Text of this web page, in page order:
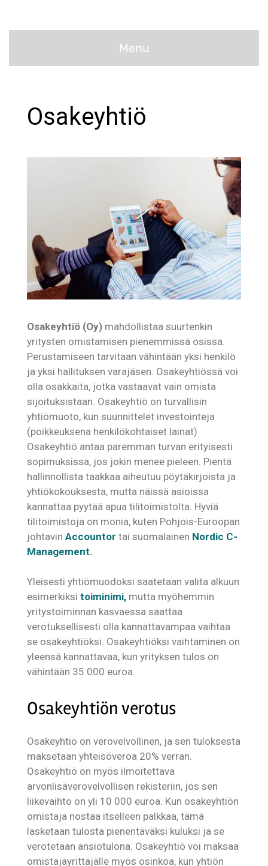
Menu
Osakeyhtiö
Osakeyhtiö (Oy) mahdollistaa suurtenkin
yritysten omistamisen pienemmissä osissa.
Perustamiseen tarvitaan vähintään yksi henkilö
ja yksi hallituksen varajäsen. Osakeyhtiössä voi
olla osakkaita, jotka vastaavat vain omista
sijoituksistaan. Osakeyhtiö on turvallisin
yhtiömuoto, kun suunnittelet investointeja
(poikkeuksena henkilökohtaiset lainat)
Osakeyhtiö antaa paremman turvan erityisesti
sopimuksissa, jos jokin menee pieleen. Pientä
hallinnollista taakkaa aiheutuu pöytäkirjoista ja
yhtiökokouksesta, mutta näissä asioissa
kannattaa pyytää apua tilitoimistolta. Hyviä
tilitoimistoja on monia, kuten Pohjois-Euroopan
johtavin Accountor tai suomalainen Nordic C-
Management.
Yleisesti yhtiömuodoksi saatetaan valita alkuun
esimerkiksi toiminimi, mutta myöhemmin
yritystoiminnan kasvaessa saattaa
verotuksellisesti olla kannattavampaa vaihtaa
se osakeyhtiöksi. Osakeyhtiöksi vaihtaminen on
yleensä kannattavaa, kun yrityksen tulos on
vähintään 35 000 euroa.
Osakeyhtiön verotus
Osakeyhtiö on verovelvollinen, ja sen tuloksesta
maksetaan yhteisöveroa 20% verran.
Osakeyhtiö on myös ilmoitettava
arvonlisäverovelvollisen rekisteriin, jos sen
liikevaihto on yli 10 000 euroa. Kun osakeyhtiön
omistaja nostaa itselleen palkkaa, tämä
lasketaan tulosta pienentäväksi kuluksi ja se
verotetaan ansiotulona. Osakeyhtiö voi maksaa
omistajayrittäjälle myös osinkoa, kun yhtiön